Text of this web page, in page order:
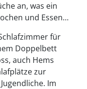
an, was ein
und Essen
für
Doppelbett
auch Hems
zur
Im